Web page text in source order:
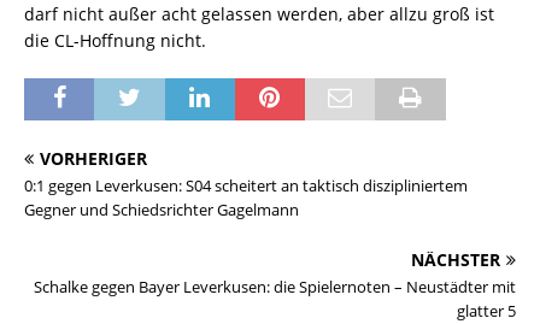
darf nicht außer acht gelassen werden, aber allzu groß ist
die CL-Hoffnung nicht.
VORHERIGER
0:1 gegen Leverkusen: S04 scheitert an taktisch diszipliniertem
Gegner und Schiedsrichter Gagelmann
NÄCHSTER
Schalke gegen Bayer Leverkusen: die Spielernoten – Neustädter mit
glatter 5